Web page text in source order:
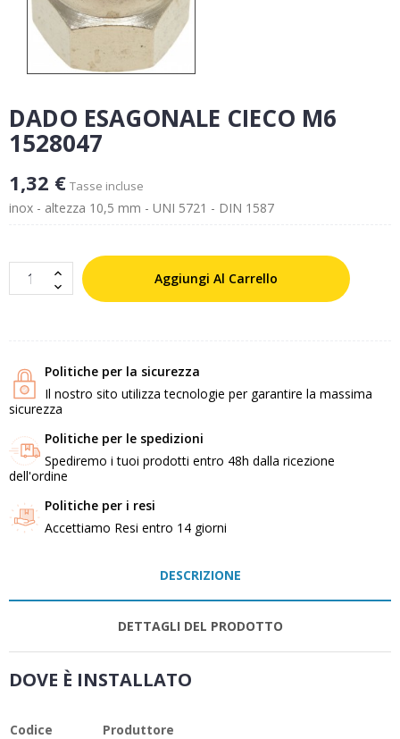
DADO ESAGONALE CIECO M6
1528047
1,32 € Tasse incluse
inox - altezza 10,5 mm - UNI 5721 - DIN 1587
Aggiungi Al Carrello
Politiche per la sicurezza
Il nostro sito utilizza tecnologie per garantire la massima
sicurezza
Politiche per le spedizioni
Spediremo i tuoi prodotti entro 48h dalla ricezione
dell'ordine
Politiche per i resi
Accettiamo Resi entro 14 giorni
DESCRIZIONE
DETTAGLI DEL PRODOTTO
DOVE È INSTALLATO
Codice Produttore